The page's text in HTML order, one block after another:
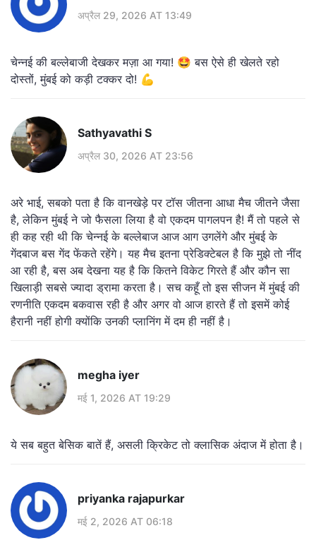
अप्रैल 29, 2026 AT 13:49
चेन्नई की बल्लेबाजी देखकर मज़ा आ गया! 🤩 बस ऐसे ही खेलते रहो
दोस्तों, मुंबई को कड़ी टक्कर दो! 💪
Sathyavathi S
अप्रैल 30, 2026 AT 23:56
अरे भाई, सबको पता है कि वानखेड़े पर टॉस जीतना आधा मैच जीतने जैसा
है, लेकिन मुंबई ने जो फैसला लिया है वो एकदम पागलपन है! मैं तो पहले से
ही कह रही थी कि चेन्नई के बल्लेबाज आज आग उगलेंगे और मुंबई के
गेंदबाज बस गेंद फेंकते रहेंगे। यह मैच इतना प्रेडिक्टेबल है कि मुझे तो नींद
आ रही है, बस अब देखना यह है कि कितने विकेट गिरते हैं और कौन सा
खिलाड़ी सबसे ज्यादा ड्रामा करता है। सच कहूँ तो इस सीजन में मुंबई की
रणनीति एकदम बकवास रही है और अगर वो आज हारते हैं तो इसमें कोई
हैरानी नहीं होगी क्योंकि उनकी प्लानिंग में दम ही नहीं है।
megha iyer
मई 1, 2026 AT 19:29
ये सब बहुत बेसिक बातें हैं, असली क्रिकेट तो क्लासिक अंदाज में होता है।
priyanka rajapurkar
मई 2, 2026 AT 06:18